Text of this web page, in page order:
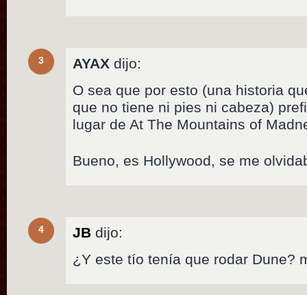
3 AYAX dijo:
O sea que por esto (una historia
que no tiene ni pies ni cabeza)
lugar de At The Mountains of
Bueno, es Hollywood, se me
4 JB dijo:
¿Y este tío tenía que rodar Dune?